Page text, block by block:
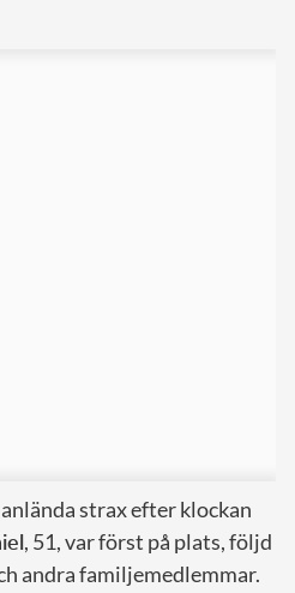
strax efter klockan
, 51, var först på plats, följd
andra familjemedlemmar.